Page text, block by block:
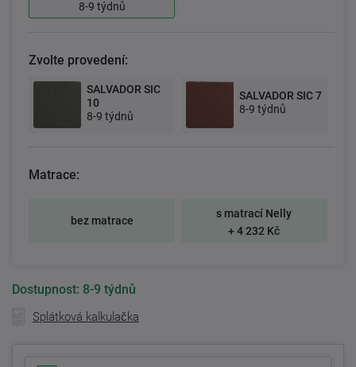
8-9 týdnů
Zvolte provedení:
SALVADOR SIC
10
8-9 týdnů
SALVADOR SIC 7
8-9 týdnů
Matrace:
bez matrace
s matrací Nelly
+ 4 232 Kč
Dostupnost: 8-9 týdnů
Splátková kalkulačka